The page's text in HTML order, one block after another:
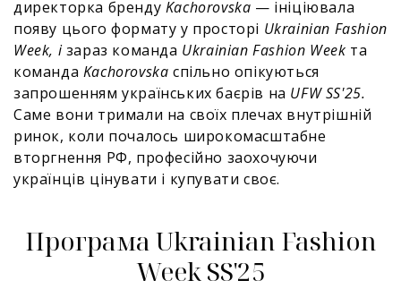
директорка бренду Kachorovska — ініціювала
появу цього формату у просторі Ukrainian Fashion
Week, ізараз команда Ukrainian Fashion Week та
команда Kachorovska спільно опікуються
запрошенням українських баєрів на UFW SS'25.
Саме вони тримали на своїх плечах внутрішній
ринок, коли почалось широкомасштабне
вторгнення РФ, професійно заохочуючи
українців цінувати і купувати своє.
Програма Ukrainian Fashion
Week SS'25